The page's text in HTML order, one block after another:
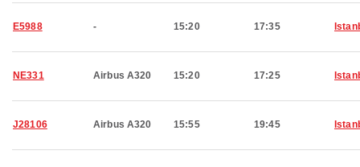
E5988 - 15:20 17:35
NE331 Airbus A320 15:20 17:25
J28106 Airbus A320 15:55 19:45